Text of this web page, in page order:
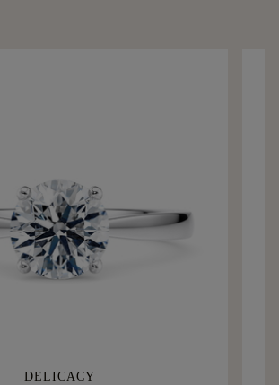
DELICACY